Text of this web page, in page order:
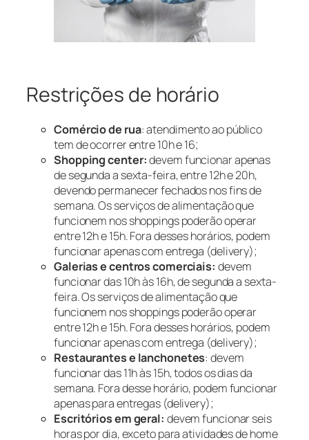
Restrições de horário
Comércio de rua: atendimento ao público
tem de ocorrer entre 10h e 16;
Shopping center:devem funcionar apenas
de segunda a sexta-feira, entre 12h e 20h,
devendo permanecer fechados nos fins de
semana. Os serviços de alimentação que
funcionem nos shoppings poderão operar
entre 12h e 15h. Fora desses horários, podem
funcionar apenas com entrega (delivery);
Galerias e centros comerciais: devem
funcionar das 10h às 16h, de segunda a sexta-
feira. Os serviços de alimentação que
funcionem nos shoppings poderão operar
entre 12h e 15h. Fora desses horários, podem
funcionar apenas com entrega (delivery);
Restaurantes e lanchonetes: devem
funcionar das 11h às 15h, todos os dias da
semana. Fora desse horário, podem funcionar
apenas para entregas (delivery);
Escritórios em geral: devem funcionar seis
horas por dia, exceto para atividades de home